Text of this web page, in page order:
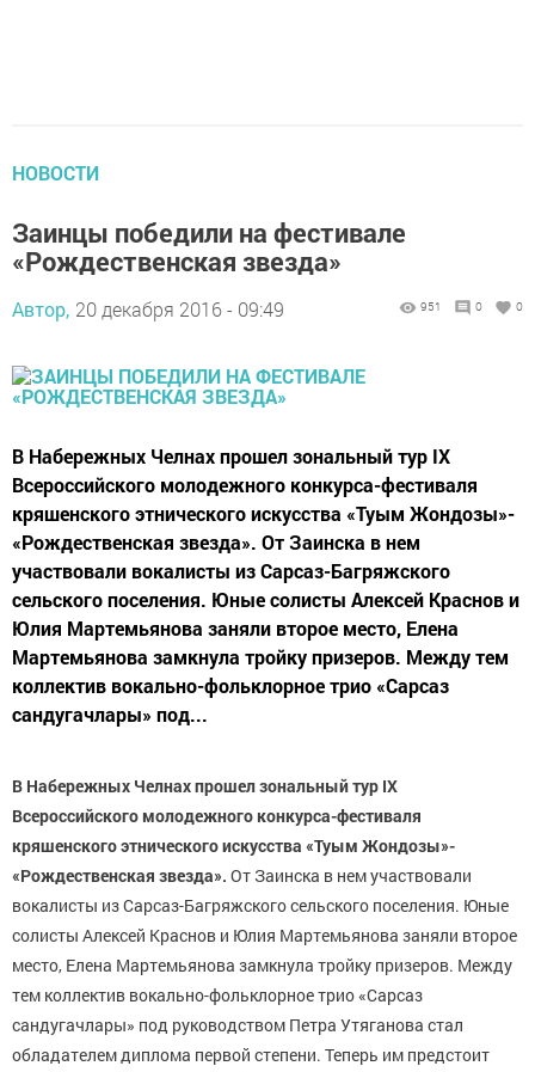
НОВОСТИ
Заинцы победили на фестивале
«Рождественская звезда»
Автор, 20 декабря 2016 - 09:49 951 0 0
В Набережных Челнах прошел зональный тур IХ
Всероссийского молодежного конкурса-фестиваля
кряшенского этнического искусства «Туым Жондозы»-
«Рождественская звезда». От Заинска в нем
участвовали вокалисты из Сарсаз-Багряжского
сельского поселения. Юные солисты Алексей Краснов и
Юлия Мартемьянова заняли второе место, Елена
Мартемьянова замкнула тройку призеров. Между тем
коллектив вокально-фольклорное трио «Сарсаз
сандугачлары» под...
В Набережных Челнах прошел зональный тур IХ
Всероссийского молодежного конкурса-фестиваля
кряшенского этнического искусства «Туым Жондозы»-
«Рождественская звезда». От Заинска в нем участвовали
вокалисты из Сарсаз-Багряжского сельского поселения. Юные
солисты Алексей Краснов и Юлия Мартемьянова заняли второе
место, Елена Мартемьянова замкнула тройку призеров. Между
тем коллектив вокально-фольклорное трио «Сарсаз
сандугачлары» под руководством Петра Утяганова стал
обладателем диплома первой степени. Теперь им предстоит